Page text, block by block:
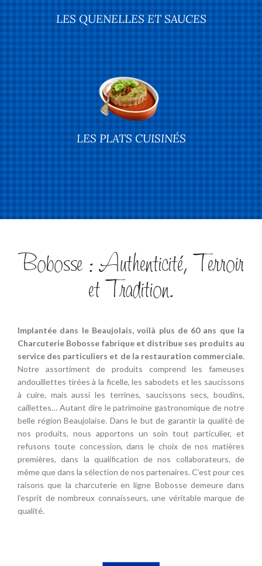
LES QUENELLES ET SAUCES
LES PLATS CUISINÉS
Bobosse : Authenticité, Terroir
et Tradition.
Implantée dans le Beaujolais, voilà plus de 60 ans que la
Charcuterie Bobosse fabrique et distribue ses produits au
service des particuliers et de la restauration commerciale.
Notre assortiment de produits comprend les fameuses
andouillettes tirées à la ficelle, les sabodets et les saucissons
à cuire, mais aussi les terrines, saucissons secs, boudins,
caillettes… Autant dire le patrimoine gastronomique de notre
belle région Beaujolaise. Dans le but de garantir la qualité de
nos produits, nous apportons un soin tout particulier, et
refusons toute concession, dans le choix de nos matières
premières, dans la qualification de nos collaborateurs, de
même que dans la sélection de nos partenaires. C’est pour ces
raisons que la charcuterie en ligne Bobosse demeure dans
l’esprit de nombreux connaisseurs, une véritable marque de
qualité.